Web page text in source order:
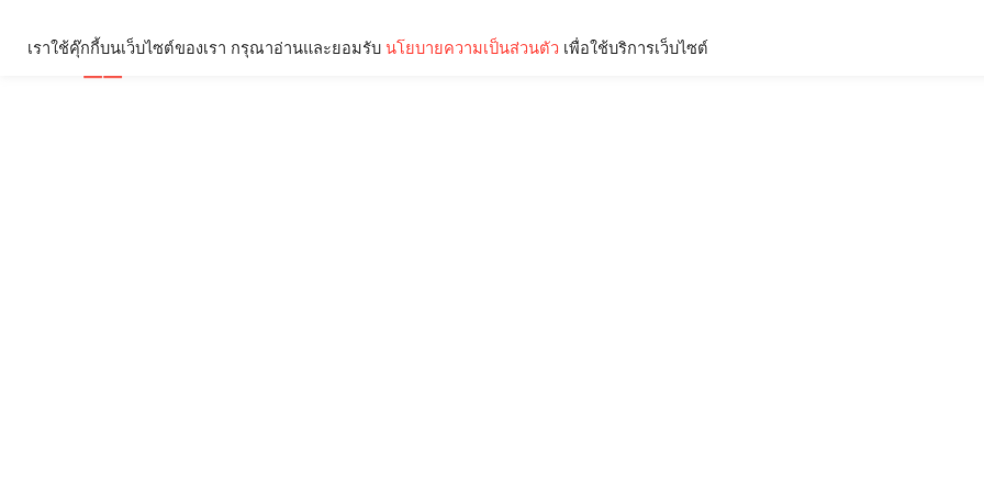
เราใช้คุ๊กกี้บนเว็บไซต์ของเรา กรุณาอ่านและยอมรับ นโยบายความเป็นส่วนตัว เพื่อใช้บริการเว็บไซต์